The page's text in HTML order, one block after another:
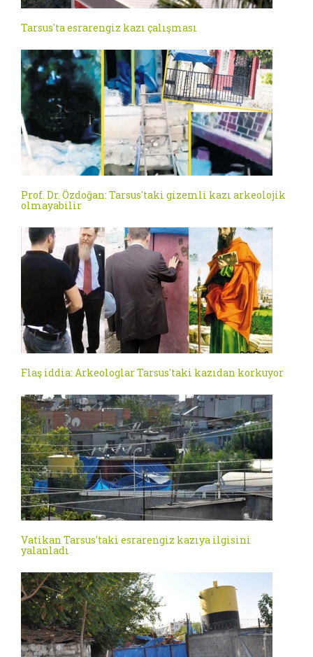
Tarsus'ta esrarengiz kazı çalışması
Prof. Dr. Özdoğan: Tarsus'taki gizemli kazı arkeolojik
olmayabilir
Flaş iddia: Arkeologlar Tarsus'taki kazıdan korkuyor
Vatikan Tarsus'taki esrarengiz kazıya ilgisini
yalanladı